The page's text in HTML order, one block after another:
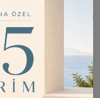
(40-42-44) 3 Bedeni